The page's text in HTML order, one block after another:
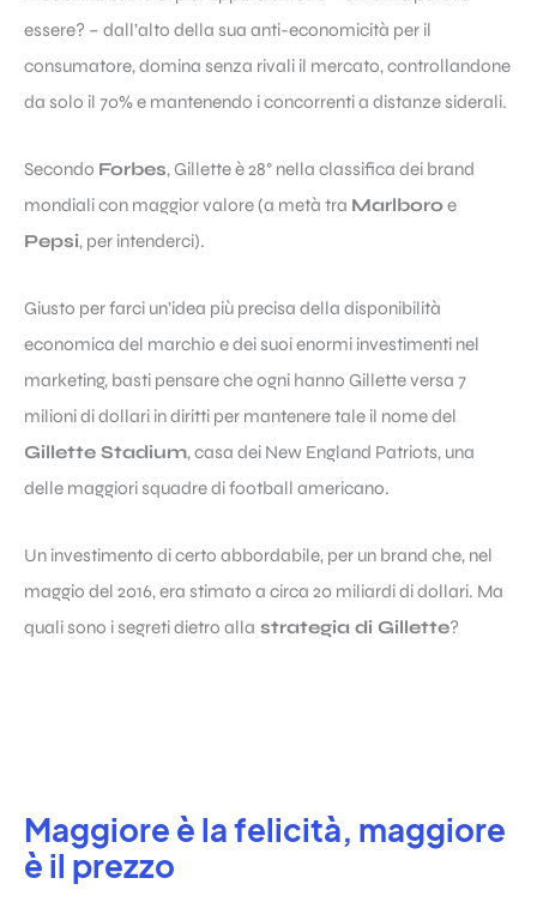
essere? – dall’alto della sua anti-economicità per il
consumatore, domina senza rivali il mercato, controllandone
da solo il 70% e mantenendo i concorrenti a distanze siderali.
Secondo Forbes, Gillette è 28° nella classifica dei brand
mondiali con maggior valore (a metà tra Marlboroe
Pepsi, per intenderci).
Giusto per farci un’idea più precisa della disponibilità
economica del marchio e dei suoi enormi investimenti nel
marketing, basti pensare che ogni hanno Gillette versa 7
milioni di dollari in diritti per mantenere tale il nome del
Gillette Stadium, casa dei New England Patriots, una
delle maggiori squadre di football americano.
Un investimento di certo abbordabile, per un brand che, nel
maggio del 2016, era stimato a circa 20 miliardi di dollari. Ma
quali sono i segreti dietro alla strategia di Gillette?
Maggiore è la felicità, maggiore
è il prezzo